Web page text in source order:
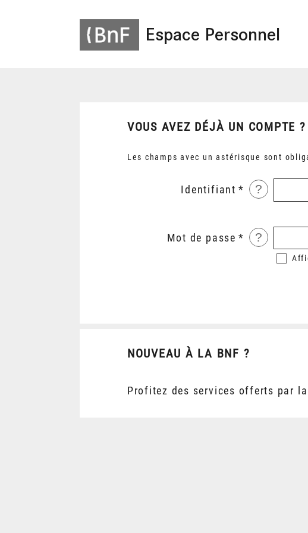
Espace Personnel
VOUS AVEZ DÉJÀ UN COMPTE ?
Les champs avec un astérisque sont
Identifiant ?
Mot de passe ?
NOUVEAU À LA BNF ?
Profitez des services offerts par